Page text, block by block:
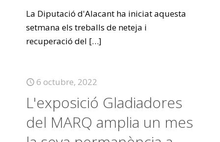
La Diputació d'Alacant ha iniciat aquesta
setmana els treballs de neteja i
recuperació del […]
6 octubre, 2022
L'exposició Gladiadores
del MARQ amplia un mes